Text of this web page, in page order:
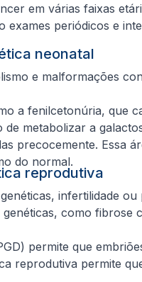
em várias faixas
periódicos e
neonatal
e malformações
a fenilcetonúria, que
metabolizar a
precocemente. Essa
do normal.
reprodutiva
infertilidade
como fibrose
permite que
reprodutiva permite